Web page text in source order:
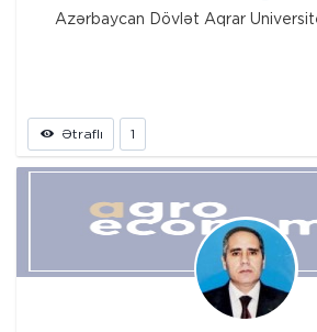
Azərbaycan Dövlət Aqrar
Ətraflı 1